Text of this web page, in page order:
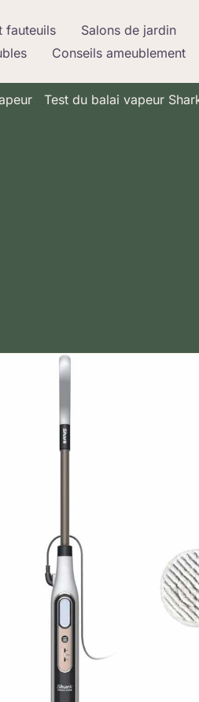
fauteuils Salons de jardin
Conseils ameublement
Test du balai vapeur